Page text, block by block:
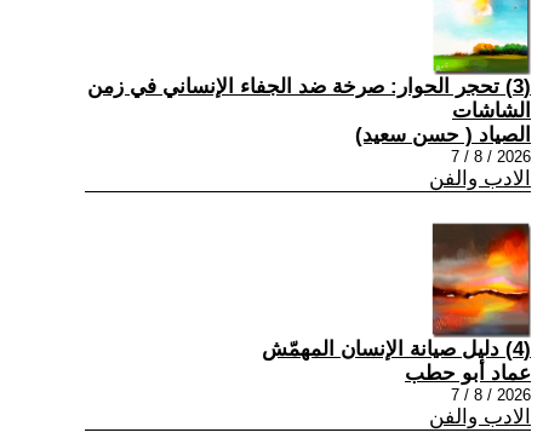
(3) تحجر الحوار: صرخة ضد الجفاء الإنساني في زمن
الشاشات
الصياد ‏( حسن سعيد‏)
2026 / 8 / 7
الادب والفن
(4) دليل صيانة الإنسان المهمّش
عماد أبو حطب
2026 / 8 / 7
الادب والفن